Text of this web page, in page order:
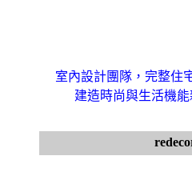
室內設計團隊，完整住
建造時尚與生活機